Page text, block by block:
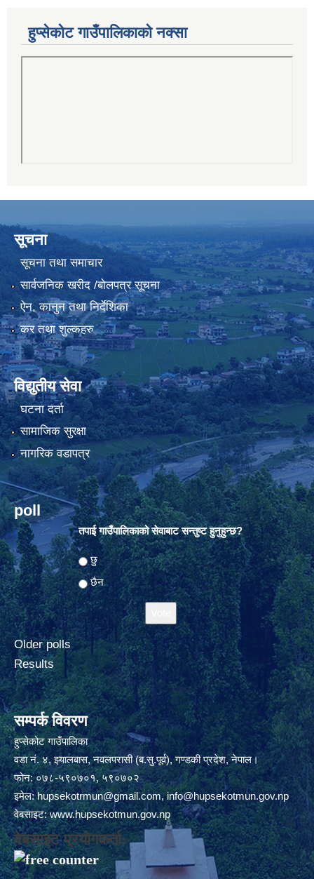
हुप्सेकोट गाउँपालिकाको नक्सा
सूचना
सूचना तथा समाचार
सार्वजनिक खरीद /बोलपत्र सूचना
ऐन, कानुन तथा निर्देशिका
कर तथा शुल्कहरु
विद्युतीय सेवा
घटना दर्ता
सामाजिक सुरक्षा
नागरिक वडापत्र
poll
तपाई गाउँपालिकाको सेवाबाट सन्तुष्ट हुनुहुन्छ?
Choices
छु
छैन
Older polls
Results
सम्पर्क विवरण
हुप्सेकोट गाउँपालिका
वडा नं. ४, झ्यालबास, नवलपरासी (ब.सु.पूर्व), गण्डकी प्रदेश, नेपाल।
फोन: ०७८-५९०७०१, ५९०७०२
इमेल:hupsekotrmun@gmail.com,info@hupsekotmun.gov.np
वेबसाइट:www.hupsekotmun.gov.np
वेबसाइट प्रयोगकर्ता: